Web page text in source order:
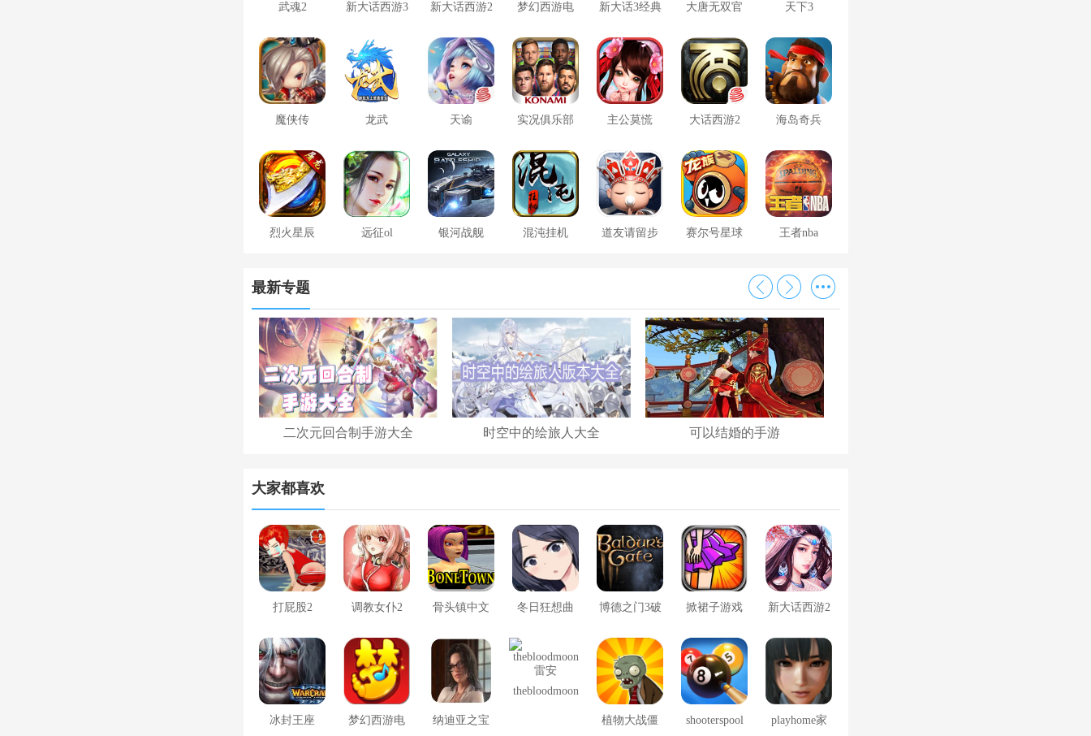
武魂2 新大话西游3 新大话西游2 梦幻西游电 新大话3经典 大唐无双官 天下3
魔侠传 龙武 天谕 实况俱乐部 主公莫慌 大话西游2 海岛奇兵
烈火星辰 远征ol 银河战舰 混沌挂机 道友请留步 赛尔号星球 王者nba
最新专题
二次元回合制手游大全 时空中的绘旅人大全 可以结婚的手游
大家都喜欢
打屁股2 调教女仆2 骨头镇中文 冬日狂想曲
版
博德之门3破 掀裙子游戏 新大话西游2
冰封王座 梦幻西游电 纳迪亚之宝
thebloodmoon
植物大战僵 shooterspool playhome家